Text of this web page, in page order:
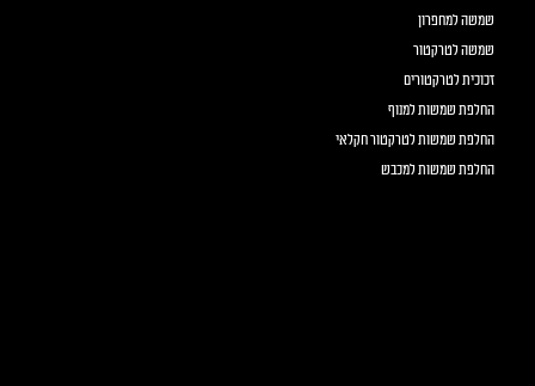
שמשה למחפרון
שמשה לטרקטור
זכוכית לטרקטורים
החלפת שמשות למנוף
החלפת שמשות לטרקטור חקלאי
החלפת שמשות למכבש